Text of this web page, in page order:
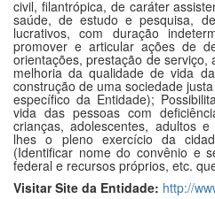
civil, filantrópica, de caráter
saúde, de estudo e pesquisa,
lucrativos, com duração
promover e articular ações de
orientações, prestação de
melhoria da qualidade de vida
construção de uma sociedade
específico da Entidade);
vida das pessoas com
crianças, adolescentes, adultos
lhes o pleno exercício da
(Identificar nome do convênio e
federal e recursos próprios, etc.
Visitar Site da Entidade: http://